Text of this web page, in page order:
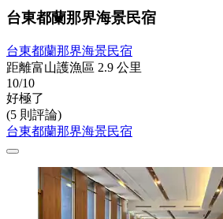
台東都蘭那界海景民宿
台東都蘭那界海景民宿
距離富山護漁區 2.9 公里
10/10
好極了
(5 則評論)
台東都蘭那界海景民宿